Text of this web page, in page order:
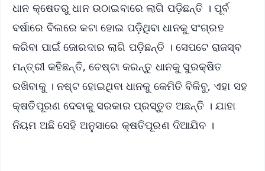
ଧାନ କ୍ଷେତରୁ ଧାନ ଉଠାଇବାରେ ଲାଗି ପଡ଼ିଛନ୍ତି । ପୂର୍ବ
ବର୍ଷାରେ ବିଲରେ କଟା ହୋଇ ପଡ଼ିଥିବା ଧାନକୁ ସଂଗ୍ରହ
କରିବା ପାଇଁ ଜୋରଦାର ଲାଗି ପଡ଼ିଛନ୍ତି । ସେପଟେ ରାଜସ୍ବ
ମନ୍ତ୍ରୀ କହିଛନ୍ତି, ଚେଷ୍ଟା କରନ୍ତୁ ଧାନକୁ ସୁରକ୍ଷିତ
ରଖିବାକୁ । ନଷ୍ଟ ହୋଇଥିବା ଧାନକୁ କେମିତି ବିକିବୁ, ଏହା ସହ
କ୍ଷତିପୂରଣ ଦେବାକୁ ସରକାର ପ୍ରସ୍ତୁତ ଅଛନ୍ତି । ଯାହା
ନିୟମ ଅଛି ସେହି ଅନୁସାରେ କ୍ଷତିପୂରଣ ଦିଆଯିବ ।